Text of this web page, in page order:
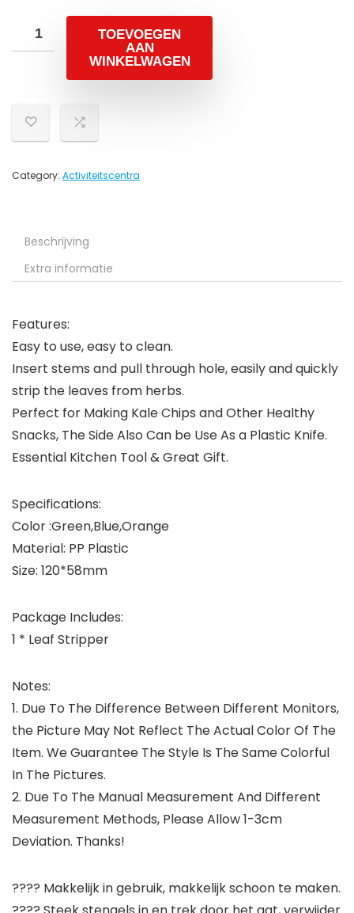
TOEVOEGEN
AAN
WINKELWAGEN
Category: Activiteitscentra
Beschrijving
Extra informatie
Features:
Easy to use, easy to clean.
Insert stems and pull through hole, easily and quickly
strip the leaves from herbs.
Perfect for Making Kale Chips and Other Healthy
Snacks, The Side Also Can be Use As a Plastic Knife.
Essential Kitchen Tool & Great Gift.
Specifications:
Color :Green,Blue,Orange
Material: PP Plastic
Size: 120*58mm
Package Includes:
1 * Leaf Stripper
Notes:
1. Due To The Difference Between Different Monitors,
the Picture May Not Reflect The Actual Color Of The
Item. We Guarantee The Style Is The Same Colorful
In The Pictures.
2. Due To The Manual Measurement And Different
Measurement Methods, Please Allow 1-3cm
Deviation. Thanks!
???? Makkelijk in gebruik, makkelijk schoon te maken.